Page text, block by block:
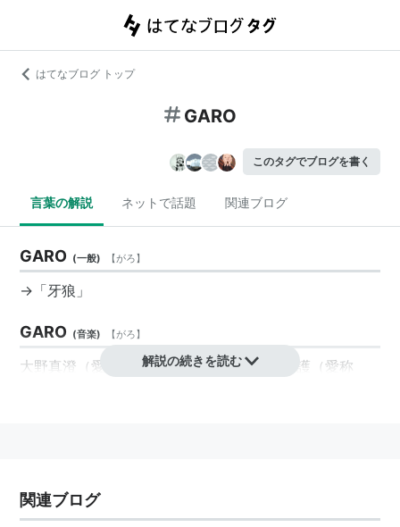
はてなブログ トップ
GARO
このタグでブログを書く
言葉の解説 ネットで話題 関連ブログ
GARO (一般) 【がろ】
→「牙狼」
GARO (音楽) 【がろ】
大野真澄（愛称VOCAL＝ボーカル）、堀内護（愛称
解説の続きを読む
関連ブログ